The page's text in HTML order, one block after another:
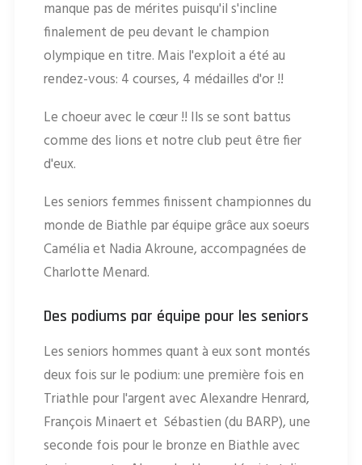
manque pas de mérites puisqu'il s'incline
finalement de peu devant le champion
olympique en titre. Mais l'exploit a été au
rendez-vous: 4 courses, 4 médailles d'or !!
Le choeur avec le cœur !! Ils se sont battus
comme des lions et notre club peut être fier
d'eux.
Les seniors femmes finissent championnes du
monde de Biathle par équipe grâce aux soeurs
Camélia et Nadia Akroune, accompagnées de
Charlotte Menard.
Des podiums par équipe pour les seniors
Les seniors hommes quant à eux sont montés
deux fois sur le podium: une première fois en
Triathle pour l'argent avec Alexandre Henrard,
François Minaert et Sébastien (du BARP), une
seconde fois pour le bronze en Biathle avec